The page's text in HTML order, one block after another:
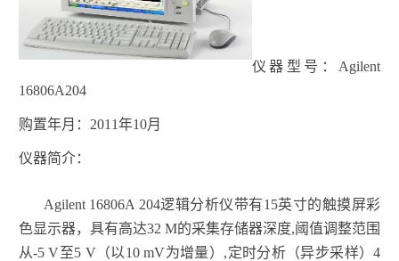
仪器型号： Agilent
16806A204
购置年月： 2011年10月
仪器简介：
Agilent16806A 204逻辑分析仪带有15英寸的触摸屏彩
色显示器，具有高达32 M的采集存储器深度,阈值调整范围
从-5 V至5 V（以 10 mV为增量） ,定时分析（异步采样）4